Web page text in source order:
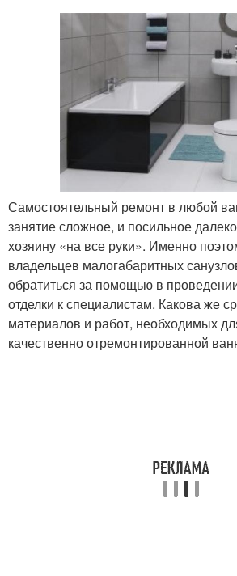
Самостоятельный ремонт в любой
занятие сложное, и посильное
хозяину «на все руки». Именно
владельцев малогабаритных
обратиться за помощью в
отделки к специалистам. Какова же
материалов и работ, необходимых
качественно отремонтированной